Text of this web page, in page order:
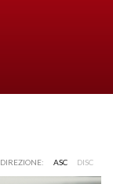
DIREZIONE: ASC DISC